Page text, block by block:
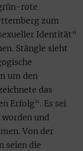
rote
zum
Identität“
Stängle sieht
um den
das
Erfolg“. Es sei
und
Von der
seien die